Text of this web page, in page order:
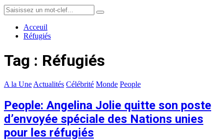
Search
for:
Search
Acceuil
Réfugiés
Tag : Réfugiés
A la Une Actualités Célébrité Monde People
People: Angelina Jolie quitte son poste
d’envoyée spéciale des Nations unies
pour les réfugiés